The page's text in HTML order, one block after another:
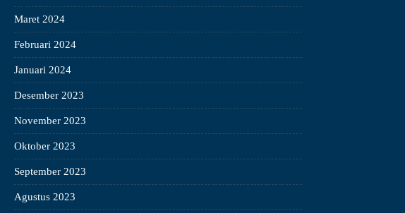
Maret 2024
Februari 2024
Januari 2024
Desember 2023
November 2023
Oktober 2023
September 2023
Agustus 2023